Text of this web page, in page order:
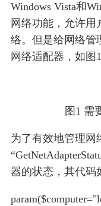
Windows Vista和
网络功能，允许用
络。但是给网络管
网络适配器，如图1
图1 需
为了有效地管理网
器的状态，其代码